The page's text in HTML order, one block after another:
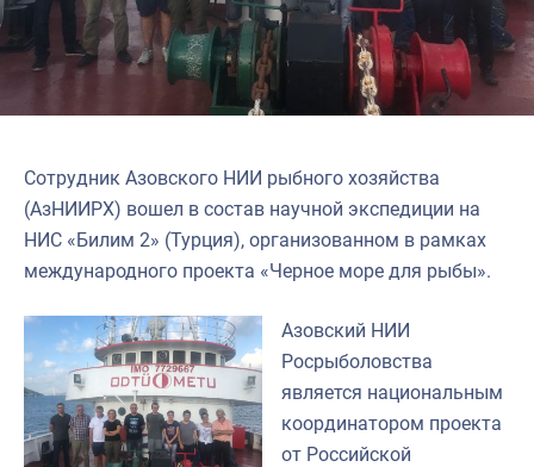
Сотрудник Азовского НИИ рыбного хозяйства
(АзНИИРХ) вошел в состав научной экспедиции на
НИС «Билим 2» (Турция), организованном в рамках
международного проекта «Черное море для рыбы».
Азовский НИИ
Росрыболовства
является национальным
координатором проекта
от Российской